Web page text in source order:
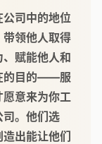
司中的地位
领他人取得
赋能他人和
的目的——服
意来为你工
司。他们选
出能让他们